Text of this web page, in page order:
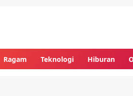
Ragam Teknologi Hiburan